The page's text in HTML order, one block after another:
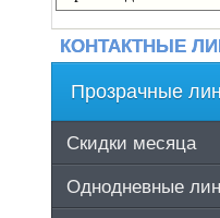
КОНТАКТНЫЕ
Прозрачные
Скидки месяца
Однодневные